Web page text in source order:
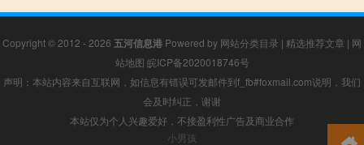
Copyright © 2012 - 2026 五河信息港 Powered by 网站分类目录 | 精选推荐文章 | 网
站地图 皖ICP备2020018746号
声明：本站内容来自互联网，如信息有错误可发邮件到f_fb#foxmail.com说明，我们
会及时纠正，谢谢
本站仅为个人兴趣爱好，不接盈利性广告及商业合作
小男孩